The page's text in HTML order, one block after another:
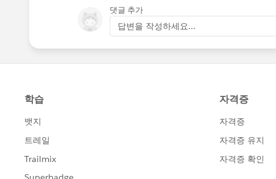
댓글 추가
답변을 작성하세요...